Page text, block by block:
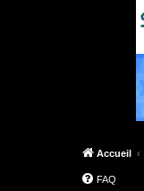
Accueil
FAQ